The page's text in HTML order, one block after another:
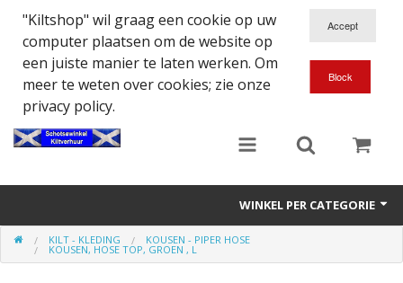
"Kiltshop" wil graag een cookie op uw
computer plaatsen om de website op
een juiste manier te laten werken. Om
meer te weten over cookies; zie onze
privacy policy.
WINKEL PER CATEGORIE
AccessoiresKILT - KLEDING KOUSEN - PIPER HOSE
KOUSEN, HOSE TOP, GROEN , L